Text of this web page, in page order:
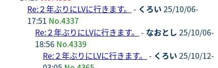
Re:２年ぶりにLVに行きます。 - くろい 25/10/06-
17:51 No.4337
Re:２年ぶりにLVに行きます。 - なおとし 25/10/06-
18:56 No.4339
Re:２年ぶりにLVに行きます。 - くろい 25/10/12-